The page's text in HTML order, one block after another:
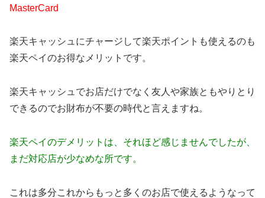
MasterCard
楽天キャッシュにチャージして楽天ポイントも使えるのも
楽天ペイのお得なメリットです。
楽天キャッシュでお店だけでなく友人や家族ともやりとり
できるのでお財布が不要の時代と言えますね。
楽天ペイのデメリットは、それほど感じませんでしたが、
まだ対応店が少なめな所です。
これは多分これからもっと多くのお店で使えるようなって